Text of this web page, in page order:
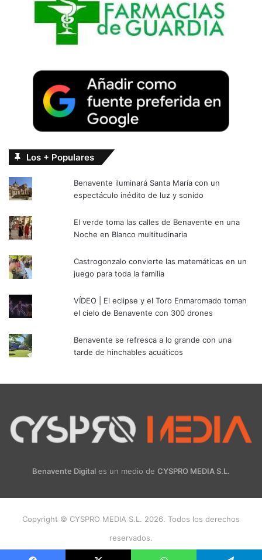
Los + Populares
Benavente iluminará Santa María con un
espectáculo inédito de luz y sonido
El verde toma las calles de Benavente en una
Noche en Blanco multitudinaria
Castrogonzalo convierte las matemáticas en un
juego para toda la familia
VÍDEO | El eclipse y el Toro Enmaromado toman
el cielo de Benavente con 300 drones
Benavente se refresca a lo grande con una
tarde de hinchables acuáticos
Benavente Digital es un medio de CYSPRO MEDIA S.L.
Copyright © CYSPRO MEDIA S.L. 2026. Todos los derechos
reservados.